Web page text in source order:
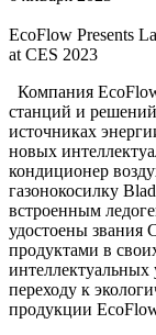
EcoFlow Presents
at CES 2023
Компания
станций и
источниках
новых
кондиционер
газонокосилку
встроенным
удостоены звания
продуктами в
интеллектуальных
переходу к
продукции